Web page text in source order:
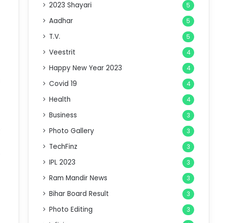
2023 Shayari 5
Aadhar 5
T.V. 5
Veestrit 4
Happy New Year 2023 4
Covid 19 4
Health 4
Business 3
Photo Gallery 3
TechFinz 3
IPL 2023 3
Ram Mandir News 3
Bihar Board Result 3
Photo Editing 3